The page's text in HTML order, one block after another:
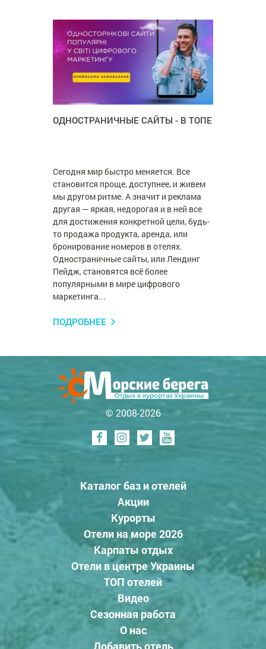
ОДНОСТРАНИЧНЫЕ САЙТЫ - В ТОПЕ
Сегодня мир быстро меняется. Все
становится проще, доступнее, и живем
мы другом ритме. А значит и реклама
другая — яркая, недорогая и в ней все
для достижения конкретной цели, будь-
то продажа продукта, аренда, или
бронирование номеров в отелях.
Одностраничные сайты, или Лендинг
Пейдж, становятся всё более
популярными в мире цифрового
маркетинга...
ПОДРОБНЕЕ
© 2008-2026
Каталог баз и отелей
Акции
Курорты
Отели на море 2026
Карпаты отдых
Отели в центре Украины
ТОП отелей
Видео
Сезонная работа
О нас